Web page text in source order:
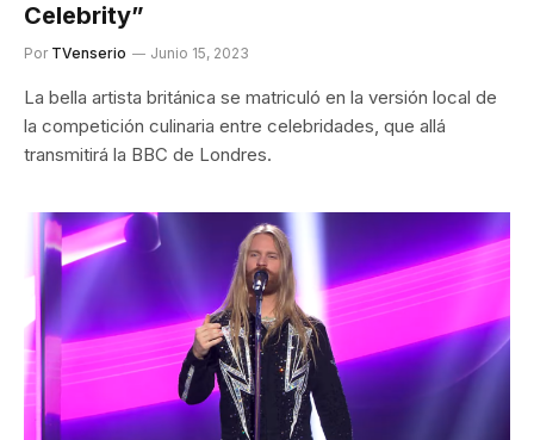
Celebrity”
Por TVenserio Junio 15, 2023
La bella artista británica se matriculó en la versión local de
la competición culinaria entre celebridades, que allá
transmitirá la BBC de Londres.